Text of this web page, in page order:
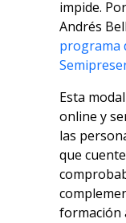
impide.
Andrés
programa
Esta
online y
las
que
formación